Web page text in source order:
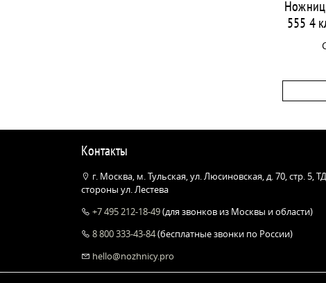
555 4
Контакты
г. Москва, м. Тульская, ул. Люсиновская, д. 70, стр. 5,
стороны ул. Лестева
+7 495 212-18-49(для звонков из Москвы и области)
8 800 333-43-84(бесплатные звонки по России)
hello@nozhnicy.pro